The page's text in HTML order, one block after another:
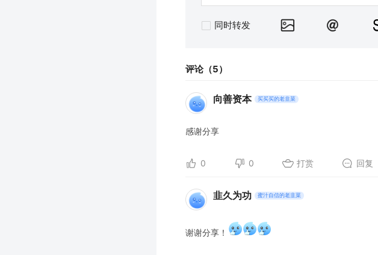
同时转发
评论（5）
向善资本 买买买的老韭菜
感谢分享
0 0 打赏 回复
韭久为功 蜜汁自信的老韭菜
谢谢分享！